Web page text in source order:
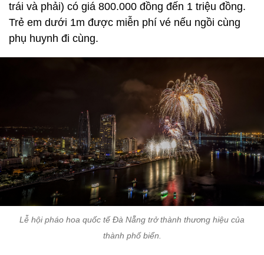
trái và phải) có giá 800.000 đồng đến 1 triệu đồng.
Trẻ em dưới 1m được miễn phí vé nếu ngồi cùng
phụ huynh đi cùng.
Lễ hội pháo hoa quốc tế Đà Nẵng trở thành thương hiệu của
thành phố biển.